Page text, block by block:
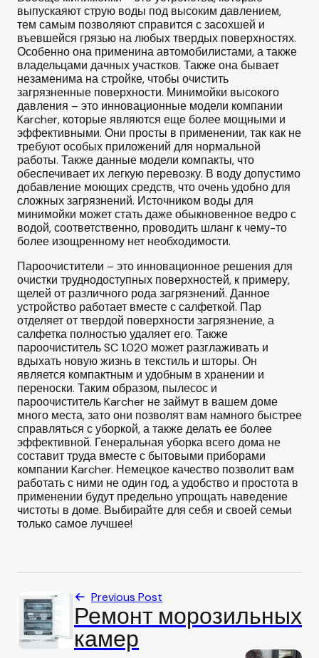
выпускаяют струю воды под высоким давлением,
тем самым позволяют справится с засохшей и
въевшейся грязью на любых твердых поверхностях.
Особенно она применина автомобилистами, а также
владельцами дачных участков. Также она бывает
незаменима на стройке, чтобы очистить
загрязненные поверхности. Минимойки высокого
давления – это инновационные модели компании
Karcher, которые являются еще более мощными и
эффективными. Они просты в применении, так как не
требуют особых приложений для нормальной
работы. Также данные модели компакты, что
обеспечивает их легкую перевозку. В воду допустимо
добавление моющих средств, что очень удобно для
сложных загрязнений. Источником воды для
минимойки может стать даже обыкновенное ведро с
водой, соответственно, проводить шланг к чему-то
более изощренному нет необходимости.
Пароочистители – это инновационное решения для
очистки труднодоступных поверхностей, к примеру,
щелей от различного рода загрязнений. Данное
устройство работает вместе с салфеткой. Пар
отделяет от твердой поверхности загрязнение, а
салфетка полностью удаляет его. Также
пароочиститель SC 1.020 может разглаживать и
вдыхать новую жизнь в текстиль и шторы. Он
является компактным и удобным в хранении и
переноски. Таким образом, пылесос и
пароочиститель Karcher не займут в вашем доме
много места, зато они позволят вам намного быстрее
справляться с уборкой, а также делать ее более
эффективной. Генеральная уборка всего дома не
составит труда вместе с бытовыми приборами
компании Karcher. Немецкое качество позволит вам
работать с ними не один год, а удобство и простота в
применении будут предельно упрощать наведение
чистоты в доме. Выбирайте для себя и своей семьи
только самое лучшее!
Previous Post
Ремонт морозильных
камер